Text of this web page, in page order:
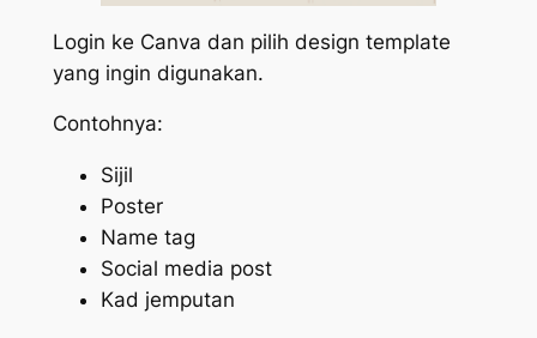
Login ke Canva dan pilih design template
yang ingin digunakan.
Contohnya:
Sijil
Poster
Name tag
Social media post
Kad jemputan